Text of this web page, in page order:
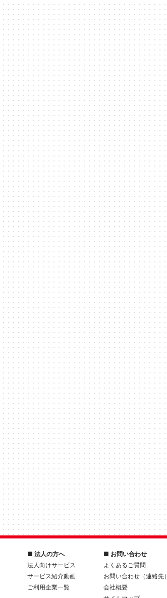
■ 法人の方へ
法人向けサービス
サービス紹介動画
ご利用企業一覧
■ お問い合わせ
よくあるご質問
お問い合わせ（連絡先）
会社概要